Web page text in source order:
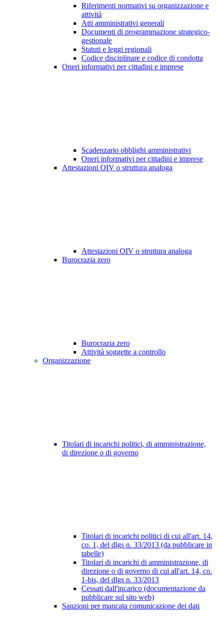
Riferimenti normativi su organizzazione e
attività
Atti amministrativi generali
Documenti di programmazione strategico-
gestionale
Statuti e leggi regionali
Codice disciplinare e codice di condotta
Oneri informativi per cittadini e imprese
Scadenzario obblighi amministrativi
Oneri informativi per cittadini e imprese
Attestazioni OIV o struttura analoga
Attestazioni OIV o struttura analoga
Burocrazia zero
Burocrazia zero
Attività soggette a controllo
Organizzazione
Titolari di incarichi politici, di amministrazione,
di direzione o di governo
Titolari di incarichi politici di cui all'art. 14,
co. 1, del dlgs n. 33/2013 (da pubblicare in
tabelle)
Titolari di incarichi di amministrazione, di
direzione o di governo di cui all'art. 14, co.
1-bis, del dlgs n. 33/2013
Cessati dall'incarico (documentazione da
pubblicare sul sito web)
Sanzioni per mancata comunicazione dei dati